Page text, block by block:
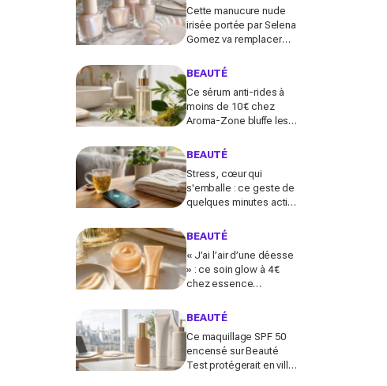
Cette manucure nude
irisée portée par Selena
Gomez va remplacer
ne la quitterez plus de
BEAUTÉ
Ce sérum anti-rides à
moins de 10 € chez
Aroma-Zone bluffe les
effet botox-like venu de
BEAUTÉ
Stress, cœur qui
s'emballe : ce geste de
quelques minutes active
système nerveux d'une
BEAUTÉ
« J’ai l’air d’une déesse
» : ce soin glow à 4 €
chez essence
en quelques secondes,
BEAUTÉ
Ce maquillage SPF 50
encensé sur Beauté
Test protégerait en ville